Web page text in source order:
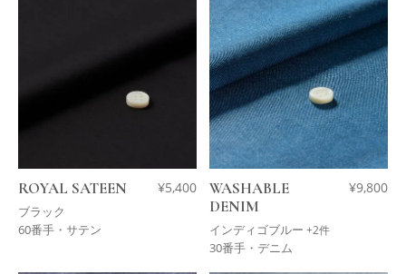
ROYAL SATEEN
ブラック
¥5,400
60番手・サテン
WASHABLE
DENIM
インディゴブルー +2件
¥9,800
30番手・デニム